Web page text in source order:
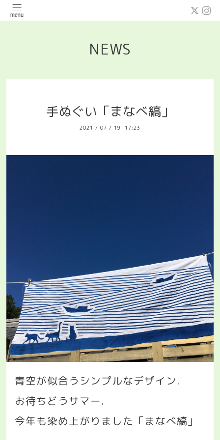
NEWS
手ぬぐい「まなべ縞」
2021 / 07 / 19 17:23
青空が似合うシンプルなデザイン.
お待ちどうサマー.
今年も染め上がりました「まなべ縞」